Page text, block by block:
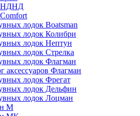
НДНД
лодок Boatsman
лодок Колибри
лодок Нептун
лодок Стрелка
лодок Флагман
аксессуаров Флагман
лодок Фрегат
лодок Дельфин
лодок Лоцман
М